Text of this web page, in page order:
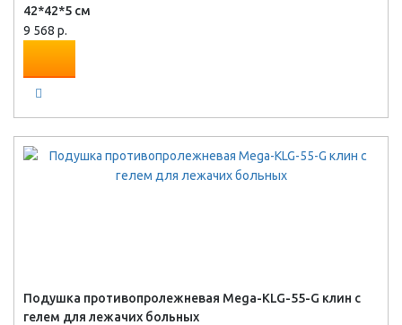
42*42*5 см
9 568 р.
Подушка противопролежневая Mega-KLG-55-G клин с
гелем для лежачих больных